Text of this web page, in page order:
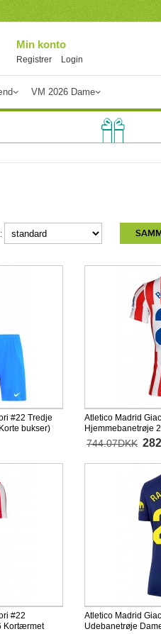
Min konto
Registrer Login
VM 2026 Dame
#22 Tredje
bukser)
Atletico Madrid
Hjemmebanetrøje
744.07DKK
#22
Kortærmet
Atletico Madrid
Udebanetrøje